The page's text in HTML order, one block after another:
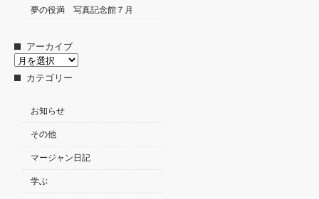
夢の役満 写真記念館７月
アーカイブ
ア
カテゴリー
お知らせ
その他
マージャン日記
学ぶ